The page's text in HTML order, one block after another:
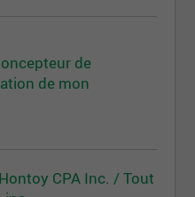
de
de mon
CPA Inc. / Tout